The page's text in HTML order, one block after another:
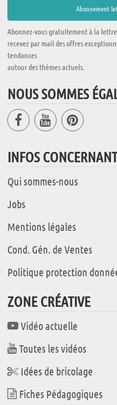
Abonnez-vous gratuitement à la
recevez par mail des offres
tendances
autour des thèmes actuels.
NOUS SOMMES
INFOS
Qui sommes-nous
Jobs
Mentions légales
Cond. Gén. de Ventes
Politique protection
ZONE CRÉATIVE
Vidéo actuelle
Toutes les vidéos
Idées de bricolage
Fiches Pédagogiques